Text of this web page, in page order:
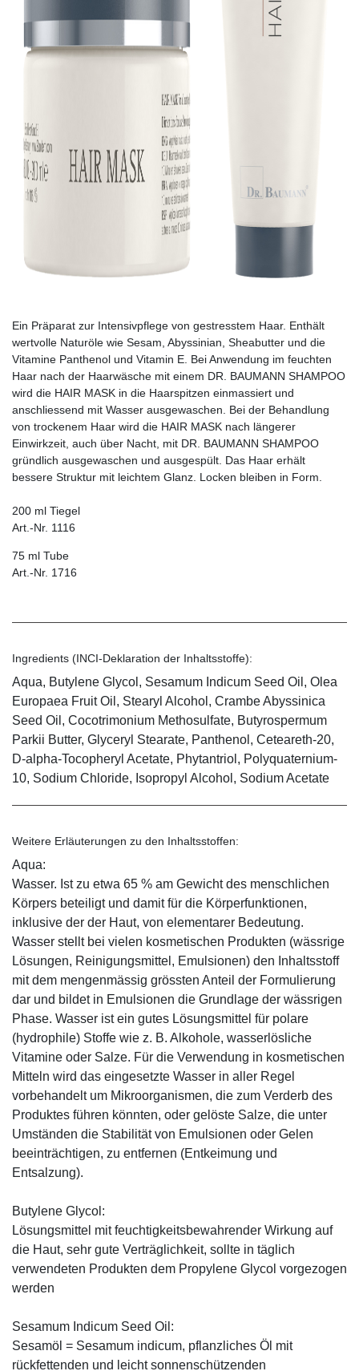
Ein Präparat zur Intensivpflege von gestresstem Haar. Enthält
wertvolle Naturöle wie Sesam, Abyssinian, Sheabutter und die
Vitamine Panthenol und Vita­min E. Bei Anwendung im feuchten
Haar nach der Haarwäsche mit einem DR. BAUMANN SHAMPOO
wird die HAIR MASK in die Haarspitzen einmassiert und
anschliessend mit Wasser ausgewaschen. Bei der Behandlung
von trockenem Haar wird die HAIR MASK nach längerer
Einwirkzeit, auch über Nacht, mit DR. BAUMANN SHAMPOO
gründlich ausgewaschen und ausgespült. Das Haar erhält
bessere Struktur mit leichtem Glanz. Locken bleiben in Form.
200 ml Tiegel
Art.-Nr. 1116
75 ml Tube
Art.-Nr. 1716
Ingredients (INCI-Deklaration der Inhaltsstoffe):
Aqua, Butylene Glycol, Sesamum Indicum Seed Oil, Olea
Europaea Fruit Oil, Stearyl Alcohol, Crambe Abyssinica
Seed Oil, Cocotrimonium Methosulfate, Butyrospermum
Parkii Butter, Glyceryl Stearate, Panthenol, Ceteareth-20,
D-alpha-Tocopheryl Acetate, Phytantriol, Polyquaternium-
10, Sodium Chloride, Isopropyl Alcohol, Sodium Acetate
Weitere Erläuterungen zu den Inhaltsstoffen:
Aqua:
Wasser. Ist zu etwa 65 % am Gewicht des menschlichen
Körpers beteiligt und damit für die Körperfunktionen,
inklusive der der Haut, von elementarer Bedeutung.
Wasser stellt bei vielen kosmetischen Produkten (wässrige
Lösungen, Reinigungsmittel, Emulsionen) den Inhaltsstoff
mit dem mengenmässig grössten Anteil der Formulierung
dar und bildet in Emulsionen die Grundlage der wässrigen
Phase. Wasser ist ein gutes Lösungsmittel für polare
(hydrophile) Stoffe wie z. B. Alkohole, wasserlösliche
Vitamine oder Salze. Für die Verwendung in kosmetischen
Mitteln wird das eingesetzte Wasser in aller Regel
vorbehandelt um Mikroorganismen, die zum Verderb des
Produktes führen könnten, oder gelöste Salze, die unter
Umständen die Stabilität von Emulsionen oder Gelen
beeinträchtigen, zu entfernen (Entkeimung und
Entsalzung).
Butylene Glycol:
Lösungsmittel mit feuchtigkeitsbewahrender Wirkung auf
die Haut, sehr gute Verträglichkeit, sollte in täglich
verwendeten Produkten dem Propylene Glycol vorgezogen
werden
Sesamum Indicum Seed Oil:
Sesamöl = Sesamum indicum, pflanzliches Öl mit
rückfettenden und leicht sonnenschützenden